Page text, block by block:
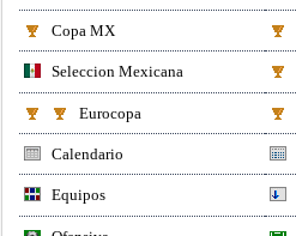
Copa MX
Seleccion Mexicana
Eurocopa
Calendario
Equipos